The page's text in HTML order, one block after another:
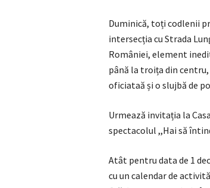
Duminică, toți codlenii
intersecția cu Strada
României, element
până la troița din
oficiataă și o slujbă de
Urmează invitația la
spectacolul ,,Hai să
Atât pentru data de 1
cu un calendar de